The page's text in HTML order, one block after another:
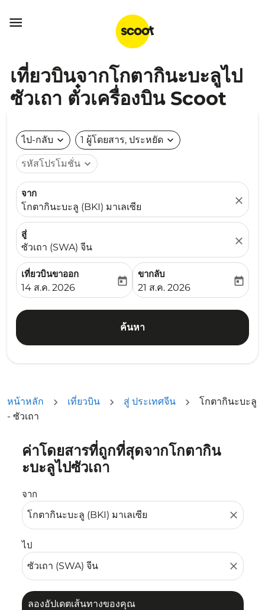

เที่ยวบินจากโกตากินะบะลูไป
ซัวเถา ตั๋วเครื่องบิน Scoot
ไป-กลับ expand_more 1 ผู้โดยสาร, ประหยัด expand_more
รหัสโปรโมชั่น expand_more
จาก
โกตากินะบะลู (BKI) มาเลเซีย
close
สู่
ซัวเถา (SWA) จีน
close
เที่ยวบินขาออก
fc-booking-departure-date-aria-label
14 ส.ค. 2026
today
ขากลับ
fc-booking-return-date-
21 ส.ค. 2026
today
ค้นหา
หน้าหลัก เที่ยวบิน สู่ ประเทศจีน
โกตากินะบะลู
- ซัวเถา
ค่าโดยสารที่ถูกที่สุดจากโกตากิน
ะบะลูไปซัวเถา
จาก
close
ไป
close
ลองอัปเดตเส้นทางของคุณ
ลองอัปเดตเส้นทางของคุณ (ต้นทางและ/หรือปลายทาง) หรื